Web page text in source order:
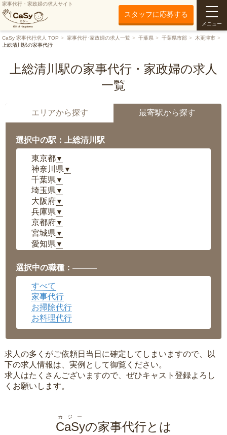
家事代行・家政婦の求人サイト
スタッフに応募する
メニュー
CaSy 家事代行求人 TOP 家事代行･家政婦の求人一覧 千葉県 千葉県市部
木更津市
上総清川駅の家事代行
上総清川駅の家事代行・家政婦の求人
一覧
エリアから探す 最寄駅から探す
選択中の駅：上総清川駅
東京都▼
神奈川県 ▼
千葉県 ▼
埼玉県 ▼
大阪府▼
兵庫県 ▼
京都府▼
宮城県 ▼
愛知県 ▼
岡山県▼
広島県▼
沖縄県
選択中の職種：———
すべて
家事代行
お掃除代行
お料理代行
求人の多くがご依頼日当日に確定してしまいますので、以
下の求人情報は、実例として御覧ください。
求人はたくさんございますので、ぜひキャスト登録よろし
くお願いします。
CaSy
カジー
の家事代行とは